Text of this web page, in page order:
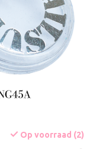
Op voorraad (2)